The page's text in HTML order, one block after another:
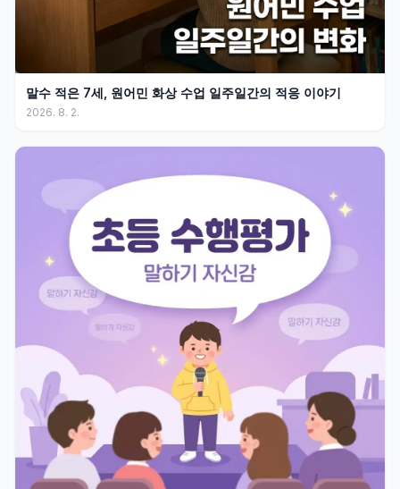
말수 적은 7세, 원어민 화상 수업 일주일간의 적응 이야기
2026. 8. 2.